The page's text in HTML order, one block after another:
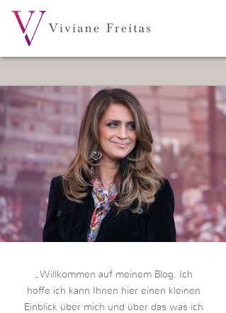
„Willkommen auf meinem Blog. Ich
hoffe ich kann Ihnen hier einen kleinen
Einblick über mich und über das was ich